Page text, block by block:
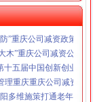
快可1工作日）
（我们有长期合作
费用）
63653355、13
，一通电话，
”重庆公司减资政策齐
木”重庆公司减资公告
十五届中国创新创业大
理重庆重庆公司减资代
多维施策打通老年助餐